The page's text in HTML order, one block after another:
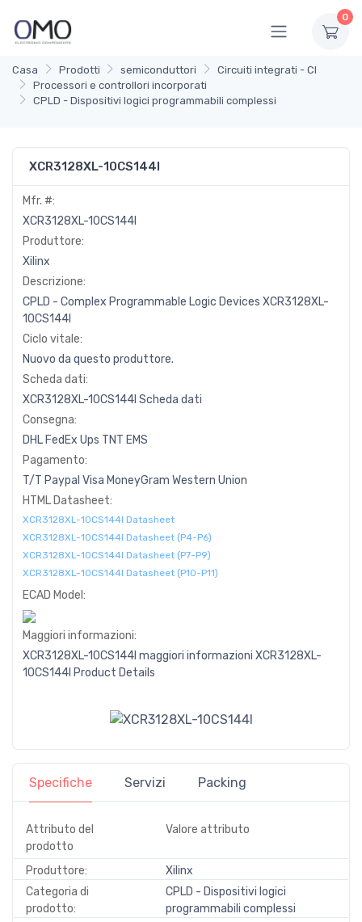
0
Casa Prodotti semiconduttori
Circuiti integrati - CI
Processori e controllori incorporati
CPLD - Dispositivi logici programmabili complessi
XCR3128XL-10CS144I
Mfr. #:
XCR3128XL-10CS144I
Produttore:
Xilinx
Descrizione:
CPLD - Complex Programmable Logic Devices XCR3128XL-
10CS144I
Ciclo vitale:
Nuovo da questo produttore.
Scheda dati:
XCR3128XL-10CS144I Scheda dati
Consegna:
DHL FedEx Ups TNT EMS
Pagamento:
T/T Paypal Visa MoneyGram Western Union
HTML Datasheet:
XCR3128XL-10CS144I Datasheet
XCR3128XL-10CS144I Datasheet (P4-P6)
XCR3128XL-10CS144I Datasheet (P7-P9)
XCR3128XL-10CS144I Datasheet (P10-P11)
ECAD Model:
Maggiori informazioni:
XCR3128XL-10CS144I maggiori informazioni XCR3128XL-
10CS144I Product Details
Specifiche Servizi Packing
Attributo del
prodotto
Valore attributo
Produttore:
Xilinx
Categoria di
prodotto:
CPLD - Dispositivi logici
programmabili complessi